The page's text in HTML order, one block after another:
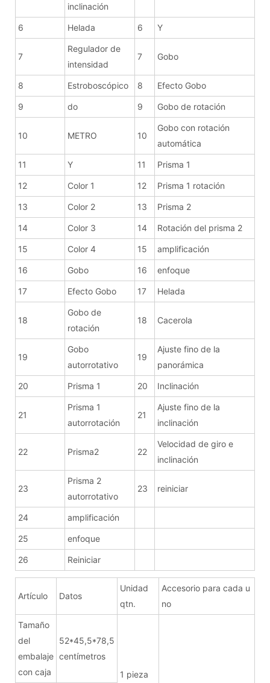
inclinación
6 Helada 6 Y
7
Regulador de
intensidad
7 Gobo
8 Estroboscópico 8 Efecto Gobo
9 do 9 Gobo de rotación
10 METRO 10
Gobo con rotación
automática
11 Y 11 Prisma 1
12 Color 1 12 Prisma 1 rotación
13 Color 2 13 Prisma 2
14 Color 3 14 Rotación del prisma 2
15 Color 4 15 amplificación
16 Gobo 16 enfoque
17 Efecto Gobo 17 Helada
18
Gobo de
rotación
18 Cacerola
19
Gobo
autorrotativo
19
Ajuste fino de la
panorámica
20 Prisma 1 20 Inclinación
21
Prisma 1
autorrotación
21
Ajuste fino de la
inclinación
22 Prisma2 22
Velocidad de giro e
inclinación
23
Prisma 2
autorrotativo
23 reiniciar
24 amplificación
25 enfoque
26 Reiniciar
Artículo Datos
Unidad
qtn.
Accesorio para cada u
no
Tamaño
del
embalaje
con caja
52*45,5*78,5
centímetros
1 pieza